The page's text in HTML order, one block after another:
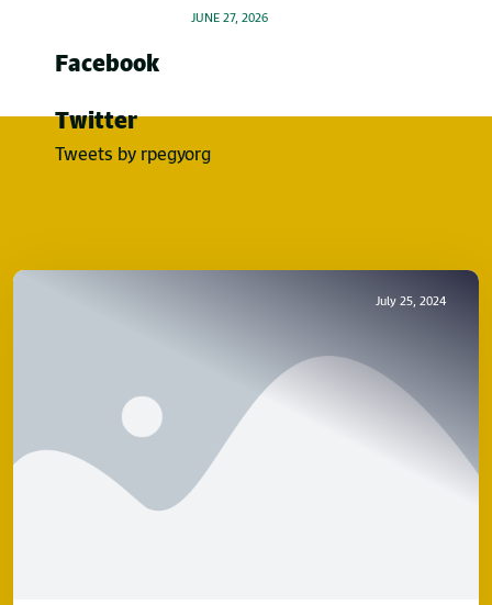
JUNE 27, 2026
Facebook
Twitter
Tweets by rpegyorg
July 25, 2024